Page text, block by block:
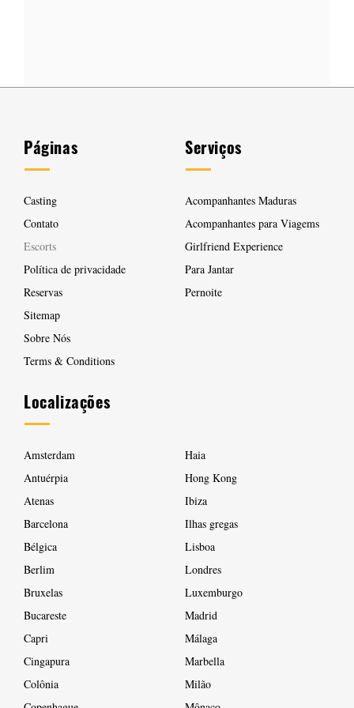
Páginas
Casting
Contato
Escorts
Política de privacidade
Reservas
Sitemap
Sobre Nós
Terms & Conditions
Serviços
Acompanhantes Maduras
Acompanhantes para Viagems
Girlfriend Experience
Para Jantar
Pernoite
Localizações
Amsterdam
Antuérpia
Atenas
Barcelona
Bélgica
Berlim
Bruxelas
Bucareste
Capri
Cingapura
Colônia
Haia
Hong Kong
Ibiza
Ilhas gregas
Lisboa
Londres
Luxemburgo
Madrid
Málaga
Marbella
Milão